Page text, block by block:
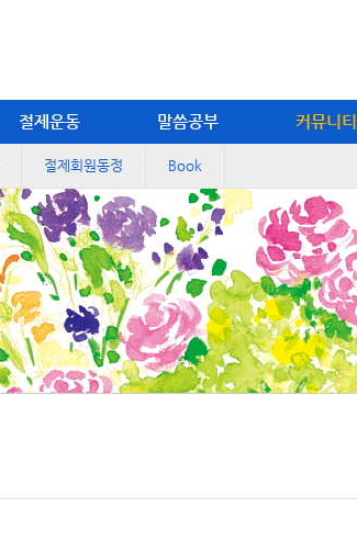
절제운동 말씀공부 커뮤니티
절제회원동정 Book